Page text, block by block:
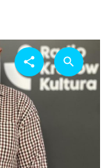
share search